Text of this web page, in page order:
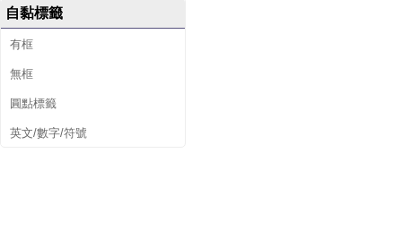
自黏標籤
有框
無框
圓點標籤
英文/數字/符號